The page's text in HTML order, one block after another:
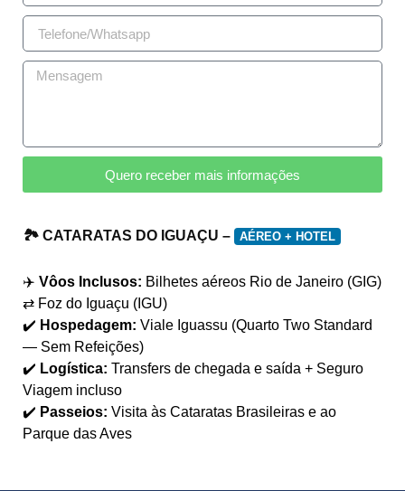
Quero receber mais informações
🏞️ CATARATAS DO IGUAÇU – AÉREO + HOTEL
✈️ Vôos Inclusos: Bilhetes aéreos Rio de Janeiro (GIG)
⇄ Foz do Iguaçu (IGU)
✔️ Hospedagem: Viale Iguassu (Quarto Two Standard
— Sem Refeições)
✔️ Logística: Transfers de chegada e saída + Seguro
Viagem incluso
✔️ Passeios: Visita às Cataratas Brasileiras e ao
Parque das Aves